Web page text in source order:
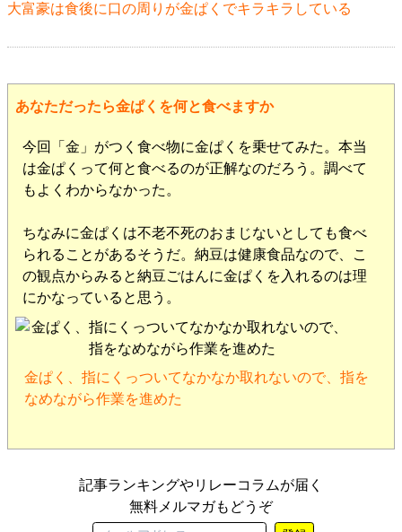
大富豪は食後に口の周りが金ぱくでキラキラしている
あなただったら金ぱくを何と食べますか
今回「金」がつく食べ物に金ぱくを乗せてみた。本当
は金ぱくって何と食べるのが正解なのだろう。調べて
もよくわからなかった。
ちなみに金ぱくは不老不死のおまじないとしても食べ
られることがあるそうだ。納豆は健康食品なので、こ
の観点からみると納豆ごはんに金ぱくを入れるのは理
にかなっていると思う。
金ぱく、指にくっついてなかなか取れないので、指を
なめながら作業を進めた
記事ランキングやリレーコラムが届く
無料メルマガもどうぞ